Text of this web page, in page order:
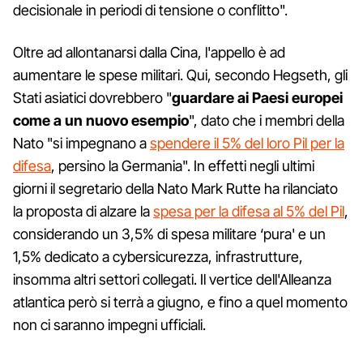
decisionale in periodi di tensione o conflitto".
Oltre ad allontanarsi dalla Cina, l'appello è ad
aumentare le spese militari. Qui, secondo Hegseth, gli
Stati asiatici dovrebbero "guardare ai Paesi europei
come a un nuovo esempio", dato che i membri della
Nato "si impegnano aspendere il 5% del loro Pil per la
difesa, persino la Germania". In effetti negli ultimi
giorni il segretario della Nato Mark Rutte ha rilanciato
la proposta di alzare laspesa per la difesa al 5% del Pil,
considerando un 3,5% di spesa militare ‘pura' e un
1,5% dedicato a cybersicurezza, infrastrutture,
insomma altri settori collegati. Il vertice dell'Alleanza
atlantica però si terrà a giugno, e fino a quel momento
non ci saranno impegni ufficiali.